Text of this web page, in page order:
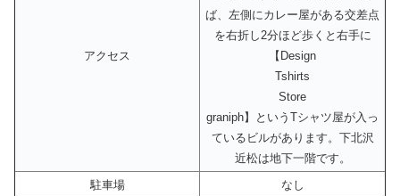
アクセス
ば、左側にカレー屋がある交差点
を右折し2分ほど歩くと右手に
【Design
Tshirts
Store
graniph‎】というTシャツ屋が入っ
ているビルがあります。下北沢
近松は地下一階です。
駐車場
なし